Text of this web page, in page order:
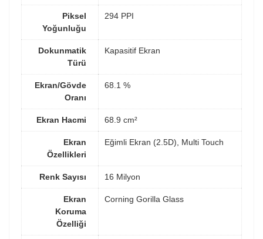
Piksel
Yoğunluğu
294 PPI
Dokunmatik
Türü
Kapasitif Ekran
Ekran/Gövde
Oranı
68.1 %
Ekran Hacmi 68.9 cm²
Ekran
Özellikleri
Eğimli Ekran (2.5D), Multi Touch
Renk Sayısı 16 Milyon
Ekran
Koruma
Özelliği
Corning Gorilla Glass